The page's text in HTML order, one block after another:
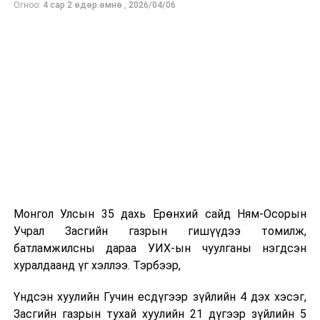
бэлтгэл сургалт дээр тулгуурладаг онцлогтой.
Тиймээс мэргэжлийн ур чадвар, эх оронч сэтгэлтэй
алба хаагчидтайгаа хамтран ажиллаж, иргэдийнхээ
итгэлийг хүлээж ажиллах нь хамгийн чухал гэж
боддог.
Бидний зорилго зөвхөн үүргээ гүйцэтгэхэд бус,
Огноо: 4 сар 2 өдөр.өмнө , 2026/04/06
Монгол Улсын 35 дахь Ерөнхий сайд Ням-Осорын
Учрал Засгийн газрын гишүүдээ томилж,
батламжилсны дараа УИХ-ын чуулганы нэгдсэн
хуралдаанд үг хэллээ. Тэрбээр,
Үндсэн хуулийн Гучин есдүгээр зүйлийн 4 дэх хэсэг,
Засгийн газрын тухай хуулийн 21 дүгээр зүйлийн 5